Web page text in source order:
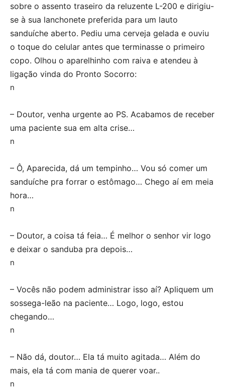
sobre o assento traseiro da reluzente L-200 e dirigiu-
se à sua lanchonete preferida para um lauto
sanduíche aberto. Pediu uma cerveja gelada e ouviu
o toque do celular antes que terminasse o primeiro
copo. Olhou o aparelhinho com raiva e atendeu à
ligação vinda do Pronto Socorro:
n
– Doutor, venha urgente ao PS. Acabamos de receber
uma paciente sua em alta crise…
n
– Ô, Aparecida, dá um tempinho… Vou só comer um
sanduíche pra forrar o estômago… Chego aí em meia
hora…
n
– Doutor, a coisa tá feia… É melhor o senhor vir logo
e deixar o sanduba pra depois…
n
– Vocês não podem administrar isso aí? Apliquem um
sossega-leão na paciente… Logo, logo, estou
chegando…
n
– Não dá, doutor… Ela tá muito agitada… Além do
mais, ela tá com mania de querer voar..
n